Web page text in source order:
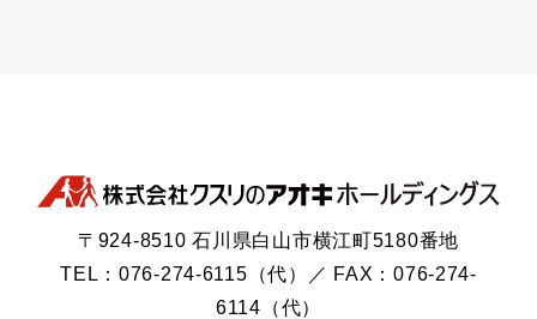
〒924-8510 石川県白山市横江町5180番地
TEL：076-274-6115（代）／ FAX：076-274-
6114（代）